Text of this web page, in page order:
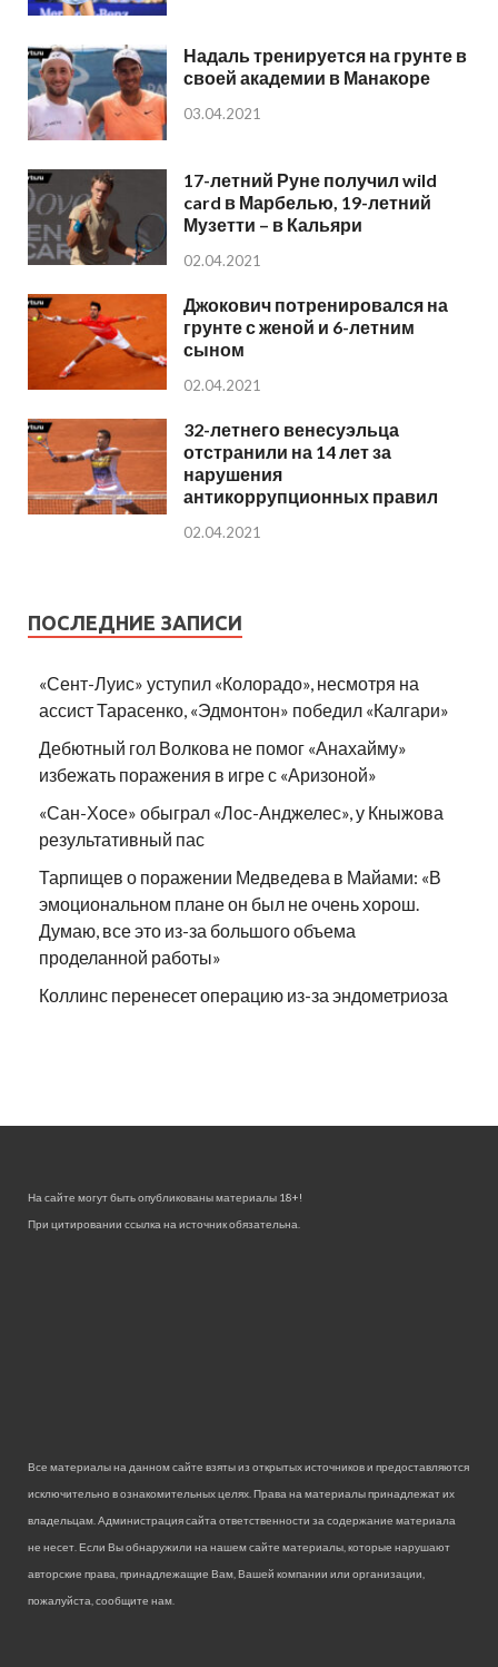
Надаль тренируется на грунте в
своей академии в Манакоре
03.04.2021
17-летний Руне получил wild
card в Марбелью, 19-летний
Музетти – в Кальяри
02.04.2021
Джокович потренировался на
грунте с женой и 6-летним
сыном
02.04.2021
32-летнего венесуэльца
отстранили на 14 лет за
нарушения
антикоррупционных правил
02.04.2021
ПОСЛЕДНИЕ ЗАПИСИ
«Сент-Луис» уступил «Колорадо», несмотря на
ассист Тарасенко, «Эдмонтон» победил «Калгари»
Дебютный гол Волкова не помог «Анахайму»
избежать поражения в игре с «Аризоной»
«Сан-Хосе» обыграл «Лос-Анджелес», у Кныжова
результативный пас
Тарпищев о поражении Медведева в Майами: «В
эмоциональном плане он был не очень хорош.
Думаю, все это из-за большого объема
проделанной работы»
Коллинс перенесет операцию из-за эндометриоза
На сайте могут быть опубликованы материалы 18+!
При цитировании ссылка на источник обязательна.
Все материалы на данном сайте взяты из открытых источников и предоставляются
исключительно в ознакомительных целях. Права на материалы принадлежат их
владельцам. Администрация сайта ответственности за содержание материала
не несет. Если Вы обнаружили на нашем сайте материалы, которые нарушают
авторские права, принадлежащие Вам, Вашей компании или организации,
пожалуйста, сообщите нам.